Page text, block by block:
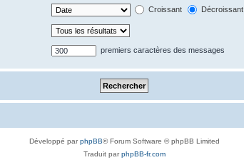
Croissant Décroissant
premiers caractères des messages
Développé parphpBB® Forum Software © phpBB Limited
Traduit parphpBB-fr.com